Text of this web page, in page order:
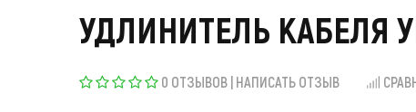
УДЛИНИТЕЛЬ КАБЕЛЯ
0 ОТЗЫВОВ | НАПИСАТЬ ОТЗЫВ